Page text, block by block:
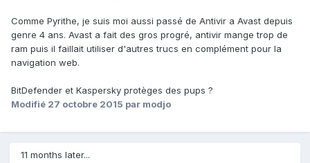
Comme Pyrithe, je suis moi aussi passé de Antivir a Avast depuis
genre 4 ans. Avast a fait des gros progré, antivir mange trop de
ram puis il faillait utiliser d'autres trucs en complément pour la
navigation web.
BitDefender et Kaspersky protèges des pups ?
Modifié 27 octobre 2015 par modjo
11 months later...